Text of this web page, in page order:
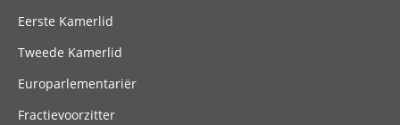
Eerste Kamerlid
Tweede Kamerlid
Europarlementariër
Fractievoorzitter